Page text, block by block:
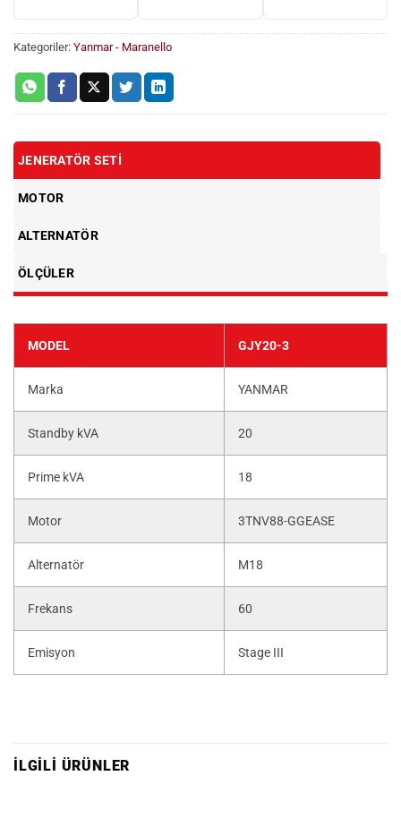
Kategoriler: Yanmar - Maranello
JENERATÖR SETI
MOTOR
ALTERNATÖR
ÖLÇÜLER
MODEL GJY20-3
Marka YANMAR
Standby kVA 20
Prime kVA 18
Motor 3TNV88-GGEASE
Alternatör M18
Frekans 60
Emisyon Stage III
İLGILI ÜRÜNLER